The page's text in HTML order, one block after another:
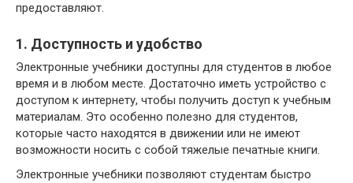
предоставляют.
1. Доступность и удобство
Электронные учебники доступны для студентов в любое
время и в любом месте. Достаточно иметь устройство с
доступом к интернету, чтобы получить доступ к учебным
материалам. Это особенно полезно для студентов,
которые часто находятся в движении или не имеют
возможности носить с собой тяжелые печатные книги.
Электронные учебники позволяют студентам быстро